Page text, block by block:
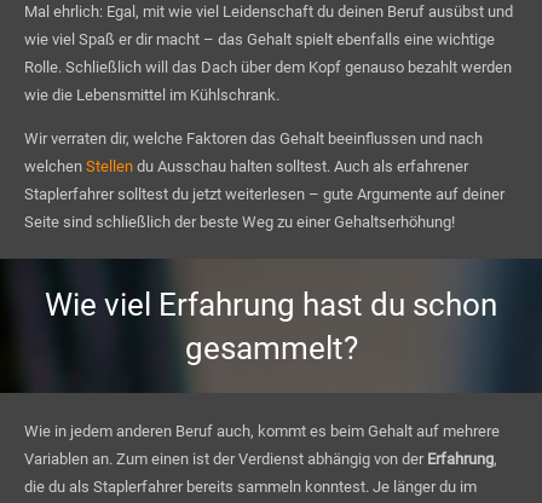
Mal ehrlich: Egal, mit wie viel Leidenschaft du deinen Beruf ausübst und
wie viel Spaß er dir macht – das Gehalt spielt ebenfalls eine wichtige
Rolle. Schließlich will das Dach über dem Kopf genauso bezahlt werden
wie die Lebensmittel im Kühlschrank.
Wir verraten dir, welche Faktoren das Gehalt beeinflussen und nach
welchen Stellendu Ausschau halten solltest. Auch als erfahrener
Staplerfahrer solltest du jetzt weiterlesen – gute Argumente auf deiner
Seite sind schließlich der beste Weg zu einer Gehaltserhöhung!
Wie viel Erfahrung hast du schon
gesammelt?
Wie in jedem anderen Beruf auch, kommt es beim Gehalt auf mehrere
Variablen an. Zum einen ist der Verdienst abhängig von der Erfahrung,
die du als Staplerfahrer bereits sammeln konntest. Je länger du im